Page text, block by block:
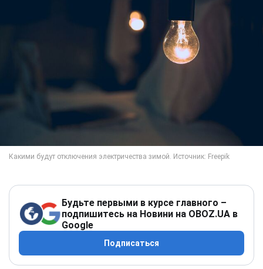
Будьте первыми в курсе главного –
подпишитесь на Новини на OBOZ.UA в
Google
Подписаться